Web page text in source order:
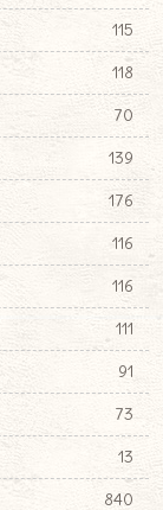
115
118
70
139
176
116
116
111
91
73
13
840